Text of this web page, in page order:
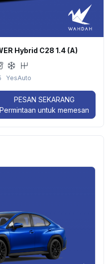
Hybrid C28 1.4 (A)
YesAuto
PESAN SEKARANG
Permintaan untuk memesan